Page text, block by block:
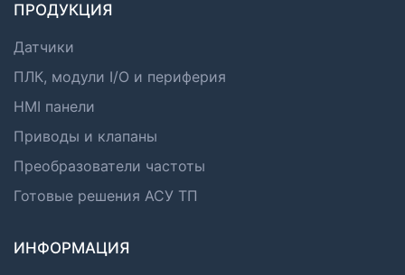
ПРОДУКЦИЯ
Датчики
ПЛК, модули I/O и периферия
HMI панели
Приводы и клапаны
Преобразователи частоты
Готовые решения АСУ ТП
ИНФОРМАЦИЯ